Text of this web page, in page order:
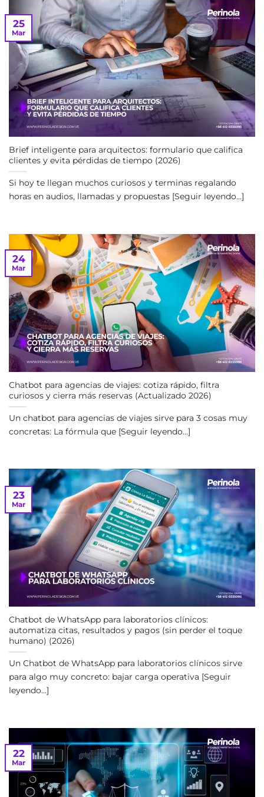
Brief inteligente para arquitectos: formulario que califica
clientes y evita pérdidas de tiempo (2026)
Si hoy te llegan muchos curiosos y terminas regalando
horas en audios, llamadas y propuestas [Seguir leyendo...]
25
Mar
Chatbot para agencias de viajes: cotiza rápido, filtra
curiosos y cierra más reservas (Actualizado 2026)
Un chatbot para agencias de viajes sirve para 3 cosas muy
concretas: La fórmula que [Seguir leyendo...]
24
Mar
Chatbot de WhatsApp para laboratorios clínicos:
automatiza citas, resultados y pagos (sin perder el toque
humano) (2026)
Un Chatbot de WhatsApp para laboratorios clínicos sirve
para algo muy concreto: bajar carga operativa [Seguir
leyendo...]
23
Mar
22
Mar